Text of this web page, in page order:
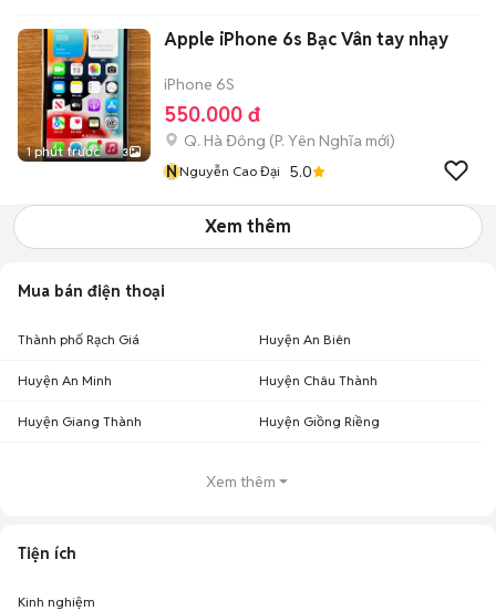
1 phút trước 3
Apple iPhone 6s Bạc Vân tay nhạy
iPhone 6S
550.000 đ
Q. Hà Đông (P. Yên Nghĩa mới)
NNguyễn Cao Đại 5.0
Xem thêm
Mua bán điện thoại
Thành phố Rạch Giá Huyện An Biên
Huyện An Minh Huyện Châu Thành
Huyện Giang Thành Huyện Giồng Riềng
Xem thêm
Tiện ích
Kinh nghiệm